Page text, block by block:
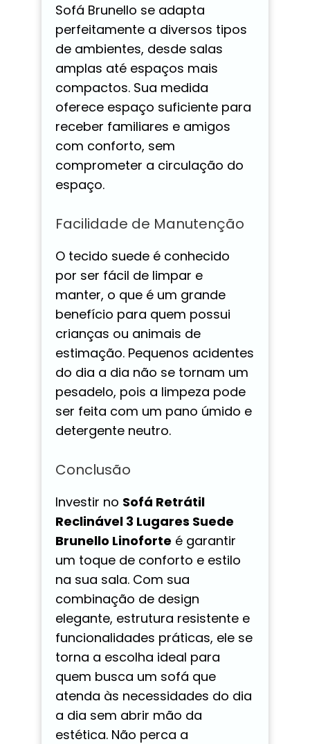
Sofá Brunello se adapta
perfeitamente a diversos tipos
de ambientes, desde salas
amplas até espaços mais
compactos. Sua medida
oferece espaço suficiente para
receber familiares e amigos
com conforto, sem
comprometer a circulação do
espaço.
Facilidade de Manutenção
O tecido suede é conhecido
por ser fácil de limpar e
manter, o que é um grande
benefício para quem possui
crianças ou animais de
estimação. Pequenos acidentes
do dia a dia não se tornam um
pesadelo, pois a limpeza pode
ser feita com um pano úmido e
detergente neutro.
Conclusão
Investir no Sofá Retrátil
Reclinável 3 Lugares Suede
Brunello Linoforte é garantir
um toque de conforto e estilo
na sua sala. Com sua
combinação de design
elegante, estrutura resistente e
funcionalidades práticas, ele se
torna a escolha ideal para
quem busca um sofá que
atenda às necessidades do dia
a dia sem abrir mão da
estética. Não perca a